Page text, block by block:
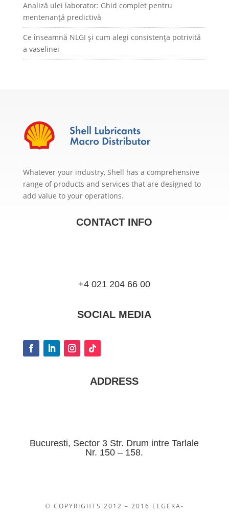
Analiză ulei laborator: Ghid complet pentru
mentenanță predictivă
Ce înseamnă NLGI și cum alegi consistența potrivită
a vaselinei
Whatever your industry, Shell has a comprehensive
range of products and services that are designed to
add value to your operations.
CONTACT INFO
+4 021 204 66 00
SOCIAL MEDIA
ADDRESS
Bucuresti, Sector 3 Str. Drum intre Tarlale
Nr. 150 – 158.
© COPYRIGHTS 2012 – 2016 ELGEKA-